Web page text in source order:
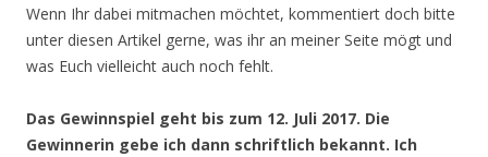
Wenn Ihr dabei mitmachen möchtet, kommentiert doch bitte
unter diesen Artikel gerne, was ihr an meiner Seite mögt und
was Euch vielleicht auch noch fehlt.
Das Gewinnspiel geht bis zum 12. Juli 2017. Die
Gewinnerin gebe ich dann schriftlich bekannt. Ich